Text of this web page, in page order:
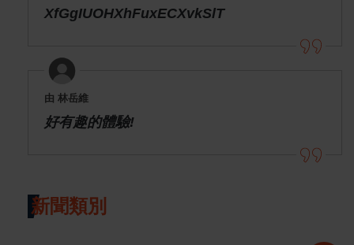
XfGgIUOHXhFuxECXvkSlT
由 林岳維
好有趣的體驗!
新聞類別